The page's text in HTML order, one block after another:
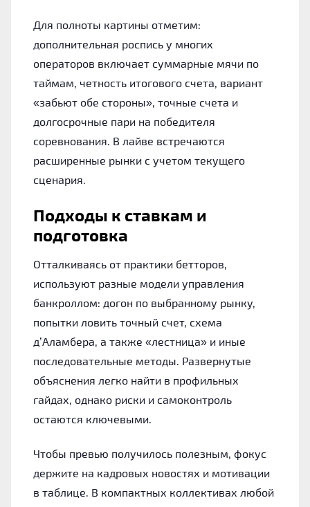
Для полноты картины отметим:
дополнительная роспись у многих
операторов включает суммарные мячи по
таймам, четность итогового счета, вариант
«забьют обе стороны», точные счета и
долгосрочные пари на победителя
соревнования. В лайве встречаются
расширенные рынки с учетом текущего
сценария.
Подходы к ставкам и
подготовка
Отталкиваясь от практики бетторов,
используют разные модели управления
банкроллом: догон по выбранному рынку,
попытки ловить точный счет, схема
д’Аламбера, а также «лестница» и иные
последовательные методы. Развернутые
объяснения легко найти в профильных
гайдах, однако риски и самоконтроль
остаются ключевыми.
Чтобы превью получилось полезным, фокус
держите на кадровых новостях и мотивации
в таблице. В компактных коллективах любой